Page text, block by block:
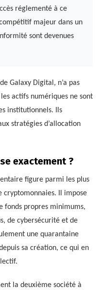
réglementé à ce
majeur dans un
sont devenues
Galaxy Digital, n’a pas
actifs numériques ne sont
institutionnels. Ils
stratégies d’allocation
exactement ?
figure parmi les plus
cryptomonnaies. Il impose
fonds propres minimums,
de cybersécurité et de
une quarantaine
sa création, ce qui en
la deuxième société à